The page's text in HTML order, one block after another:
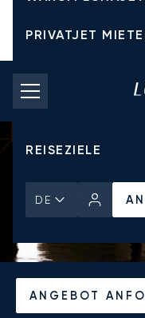
PRIVATJET
CHARTERPREISE
PRIVATJETS
REISEZIELE
DE
ANGEBOT